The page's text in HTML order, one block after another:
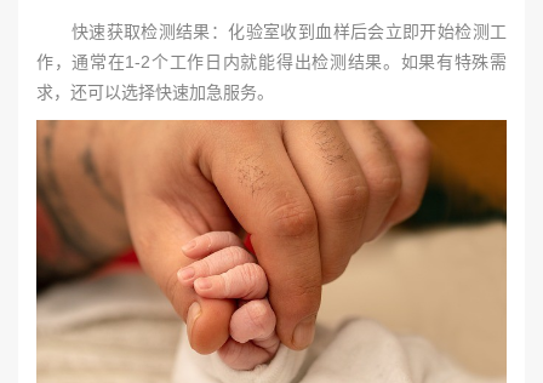
快速获取检测结果：化验室收到血样后会立即开始检测工
作，通常在1-2个工作日内就能得出检测结果。如果有特殊需
求，还可以选择快速加急服务。